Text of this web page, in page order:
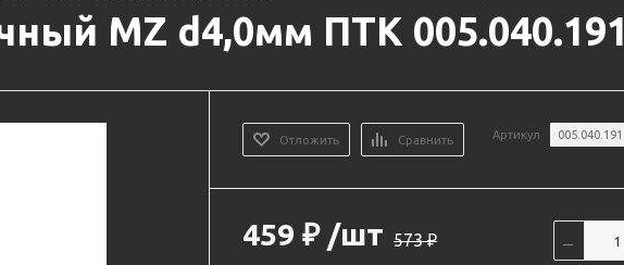
MZ d4,0мм ПТК 005.040.191
Отложить Сравнить Артикул 005.040.191
459 ₽ /шт 573₽